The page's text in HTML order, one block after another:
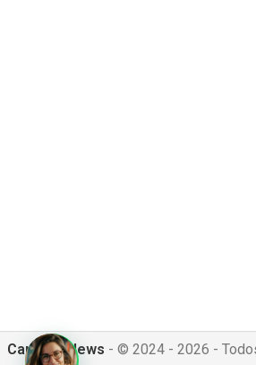
Canguru News - © 2024 - 2026 -